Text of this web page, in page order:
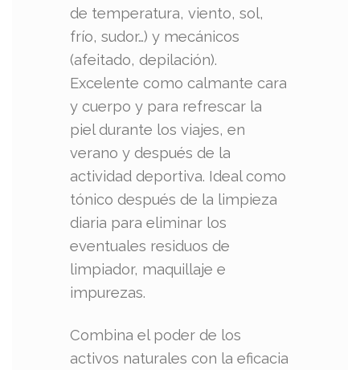
de temperatura, viento, sol,
frío, sudor…) y mecánicos
(afeitado, depilación).
Excelente como calmante cara
y cuerpo y para refrescar la
piel durante los viajes, en
verano y después de la
actividad deportiva. Ideal como
tónico después de la limpieza
diaria para eliminar los
eventuales residuos de
limpiador, maquillaje e
impurezas.
Combina el poder de los
activos naturales con la eficacia